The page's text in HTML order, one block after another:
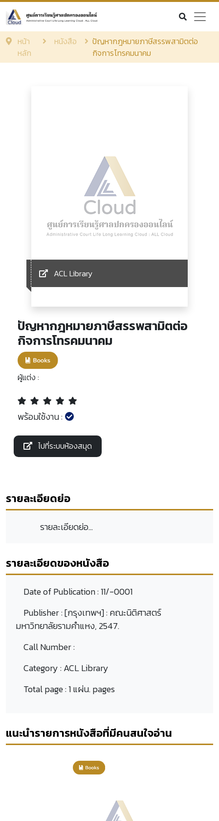
หน้า
หลัก
หนังสือ
ปัญหากฎหมายภาษีสรรพสามิตต่อ
กิจการโทรคมนาคม
ACL Library
ปัญหากฎหมายภาษีสรรพสามิตต่อ
กิจการโทรคมนาคม
ผู้แต่ง :
พร้อมใช้งาน :
ไปที่ระบบห้องสมุด
รายละเอียดย่อ
รายละเอียดย่อ...
รายละเอียดของหนังสือ
Date of Publication :11/-0001
Publisher :[กรุงเทพฯ] : คณะนิติศาสตร์
มหาวิทยาลัยรามคำแหง, 2547.
Call Number :
Category :ACL Library
Total page :1 แผ่น. pages
แนะนำรายการหนังสือที่มีคนสนใจอ่าน